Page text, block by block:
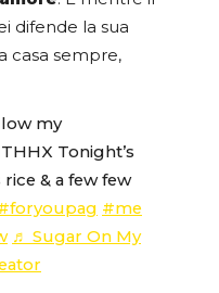
difende la sua
casa sempre,
my
Tonight’s
& a few few
#me
♬ Sugar On My